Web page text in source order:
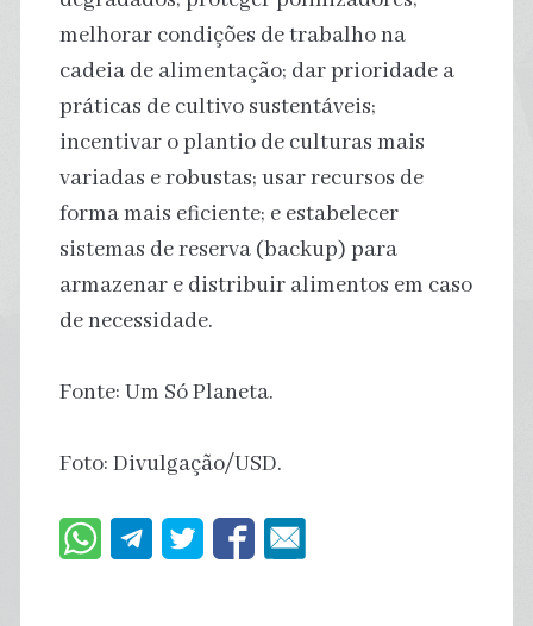
melhorar condições de trabalho na
cadeia de alimentação; dar prioridade a
práticas de cultivo sustentáveis;
incentivar o plantio de culturas mais
variadas e robustas; usar recursos de
forma mais eficiente; e estabelecer
sistemas de reserva (backup) para
armazenar e distribuir alimentos em caso
de necessidade.
Fonte: Um Só Planeta.
Foto: Divulgação/USD.